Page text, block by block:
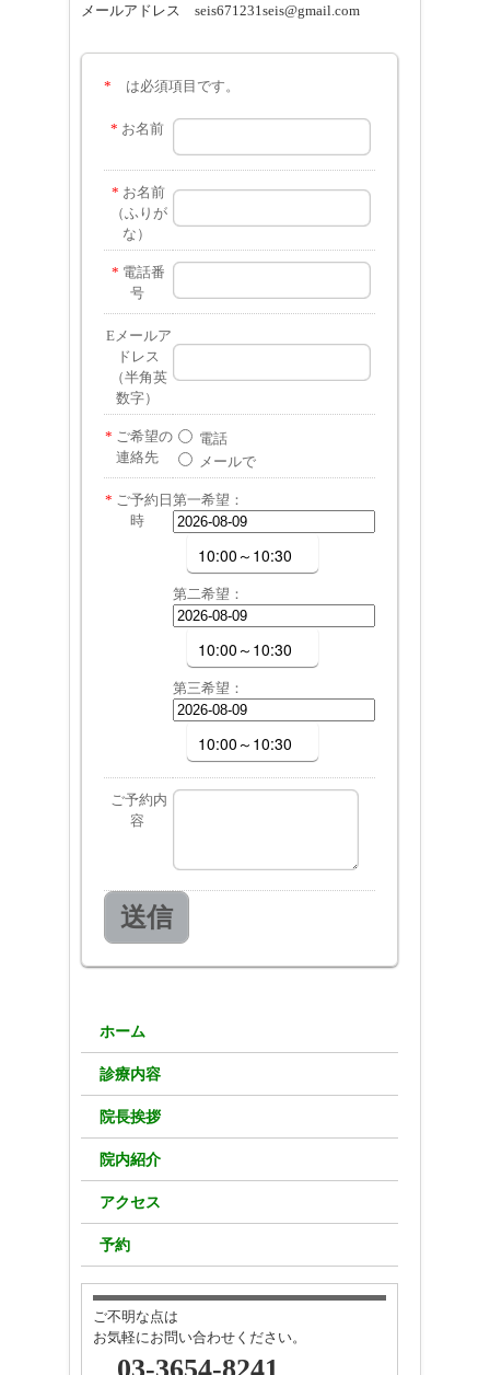
メールアドレス seis671231seis@gmail.com
* は必須項目です。
* お名前
* お名前
（ふりが
な）
* 電話番
号
Eメールア
ドレス
（半角英
数字）
* ご希望の
連絡先
電話
メールで
* ご予約日
時
第一希望：
第二希望：
第三希望：
ご予約内
容
送信
ホーム
診療内容
院長挨拶
院内紹介
アクセス
予約
ご不明な点は
お気軽にお問い合わせください。